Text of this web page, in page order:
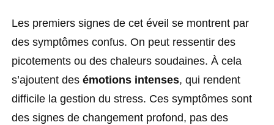
Les premiers signes de cet éveil se montrent par
des symptômes confus. On peut ressentir des
picotements ou des chaleurs soudaines. À cela
s’ajoutent des émotions intenses, qui rendent
difficile la gestion du stress. Ces symptômes sont
des signes de changement profond, pas des